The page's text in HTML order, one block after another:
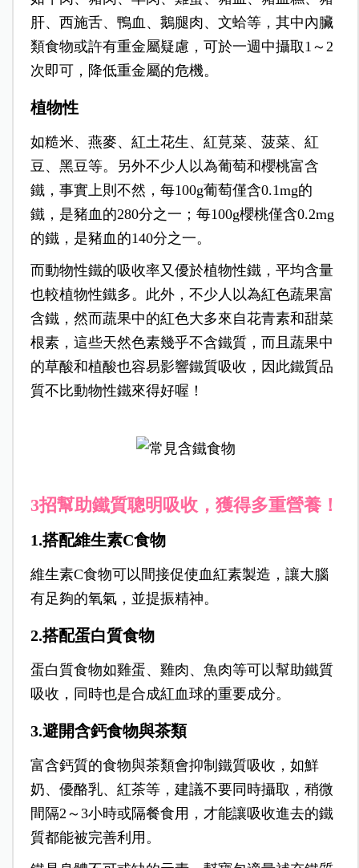
肝、西施舌、鴨血、鵝腿肉、文蛤等，其中內臟
類食物或許有重金屬疑慮，可於一週中攝取1～2
次即可，降低重金屬的危機。
植物性
如糙米、燕麥、紅土花生、紅莧菜、菠菜、紅
豆、黑豆等。另外不少人以為葡萄和櫻桃富含
鐵，事實上則不然，每100g葡萄僅含0.1mg的
鐵，是豬血的280分之一；每100g櫻桃僅含0.2mg
的鐵，是豬血的140分之一。
而動物性鐵的吸收率又優於植物性鐵，平均含量
也較植物性鐵多。 此外，不少人以為紅色蔬果富
含鐵，然而蔬果中的紅色大多來自花青素和甜菜
根素，這些天然色素幾乎不含鐵質，而且蔬果中
的草酸和植酸也容易影響鐵質吸收，因此鐵質品
質不比動物性鐵來得好喔！
3招幫助鐵質聰明吸收，獲得多重營養！
1.搭配維生素C食物
維生素C食物可以間接促使血紅素製造，讓大腦
有足夠的氧氣，並提振精神。
2.搭配蛋白質食物
蛋白質食物如雞蛋、雞肉、魚肉等可以幫助鐵質
吸收，同時也是合成紅血球的重要成分。
3.避開含鈣食物與茶類
富含鈣質的食物與茶類會抑制鐵質吸收，如鮮
奶、優酪乳、紅茶等，建議不要同時攝取，稍微
間隔2～3小時或隔餐食用，才能讓吸收進去的鐵
質都能被完善利用。